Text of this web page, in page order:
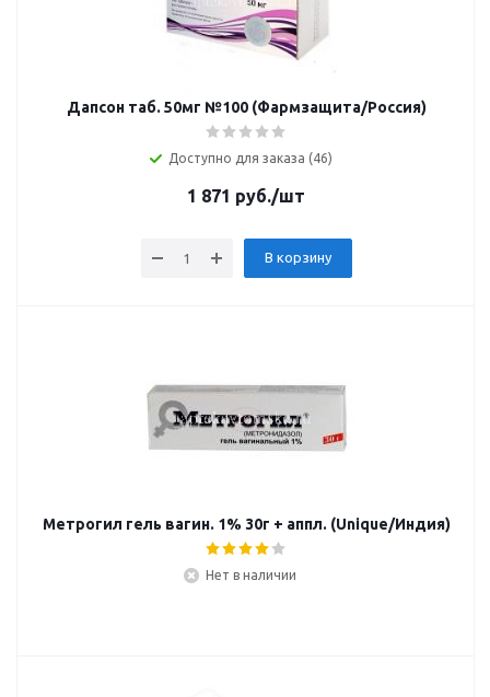
Дапсон таб. 50мг №100 (Фармзащита/Россия)
Доступно для заказа (46)
1 871 руб./шт
В корзину
Метрогил гель вагин. 1% 30г + аппл. (Unique/Индия)
Нет в наличии